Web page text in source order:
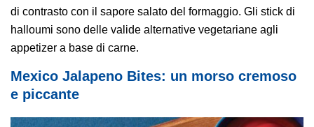
di contrasto con il sapore salato del formaggio. Gli stick di
halloumi sono delle valide alternative vegetariane agli
appetizer a base di carne.
Mexico Jalapeno Bites: un morso cremoso
e piccante